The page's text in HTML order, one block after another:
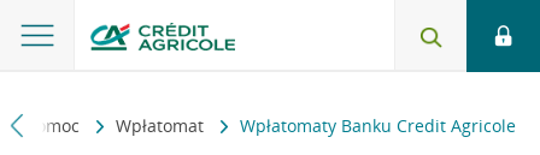
i pomoc Wpłatomat Wpłatomaty Banku Credit Agricole